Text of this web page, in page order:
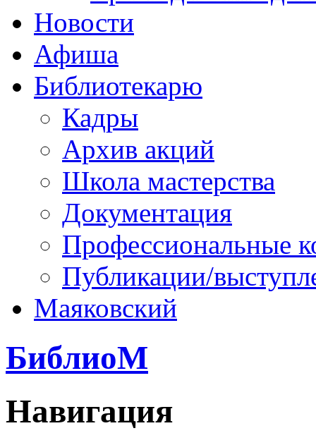
Новости
Афиша
Библиотекарю
Кадры
Архив акций
Школа мастерства
Документация
Профессиональные
Публикации/
Маяковский
БиблиоМ
Навигация